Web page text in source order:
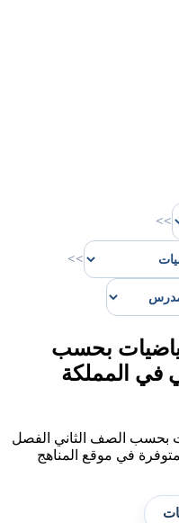
>>
>>
بحسب
في المملكة
بحسب الصف الثاني الفصل
في موقع المناهج